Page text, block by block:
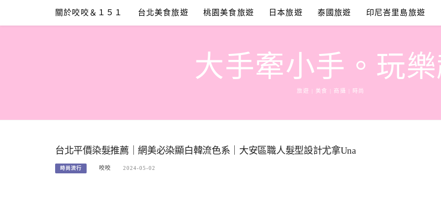
content
關於咬咬＆１５１ 台北美食旅遊 桃園美食旅遊 日本旅遊 泰國旅遊 印尼峇里島旅遊
大手牽小手。玩
旅遊 | 美食 | 商攝 | 時尚
台北平價染髮推薦｜網美必染顯白韓流色系｜大安區職人髮型設計尤拿Una
時尚流行 咬咬 2024-05-02